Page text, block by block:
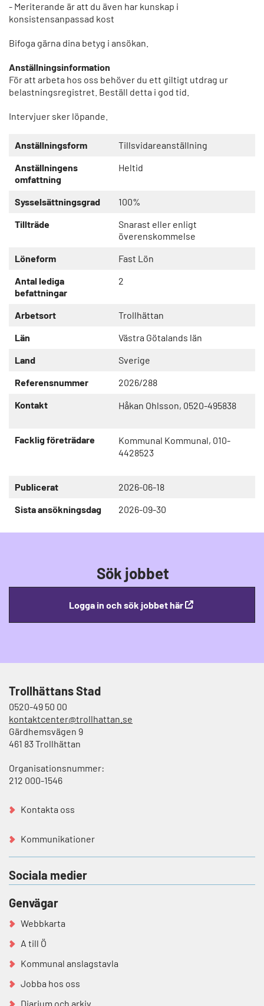
- Meriterande är att du även har kunskap i
konsistensanpassad kost
Bifoga gärna dina betyg i ansökan.
Anställningsinformation
För att arbeta hos oss behöver du ett giltigt utdrag ur
belastningsregistret. Beställ detta i god tid.
Intervjuer sker löpande.
Anställningsform
Tillsvidareanställning
Anställningens
omfattning
Heltid
Sysselsättningsgrad
100%
Tillträde
Snarast eller enligt
överenskommelse
Löneform
Fast Lön
Antal lediga
befattningar
2
Arbetsort
Trollhättan
Län
Västra Götalands län
Land
Sverige
Referensnummer
2026/288
Kontakt
Håkan Ohlsson, 0520-495838
Facklig företrädare
Kommunal Kommunal, 010-
4428523
Publicerat
2026-06-18
Sista ansökningsdag
2026-09-30
Sök jobbet
Logga in och sök jobbet här
Trollhättans Stad
0520-49 50 00
kontaktcenter@trollhattan.se
Gärdhemsvägen 9
461 83 Trollhättan
Organisationsnummer:
212 000-1546
Kontakta oss
Kommunikationer
Sociala medier
Genvägar
Webbkarta
A till Ö
Kommunal anslagstavla
Jobba hos oss
Diarium och arkiv